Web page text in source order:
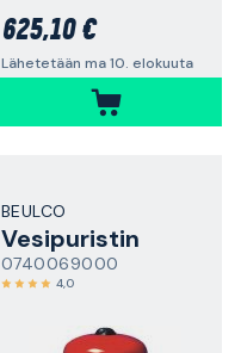
625,10 €
Lähetetään ma 10. elokuuta
BEULCO
Vesipuristin
0740069000
4,0